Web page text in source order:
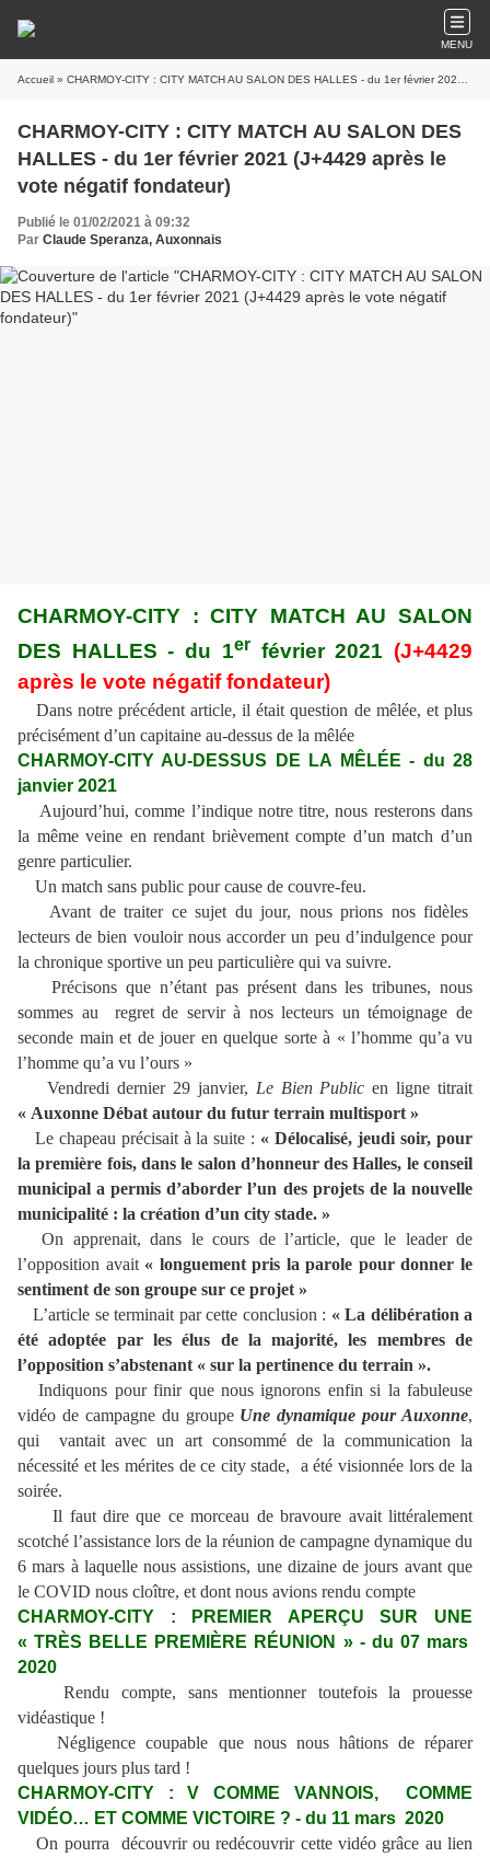
MENU
Accueil » CHARMOY-CITY : CITY MATCH AU SALON DES HALLES - du 1er février 2021 (J+4429 après le vote négatif fondateur)
CHARMOY-CITY : CITY MATCH AU SALON DES
HALLES - du 1er février 2021 (J+4429 après le
vote négatif fondateur)
Publié le 01/02/2021 à 09:32
Par Claude Speranza, Auxonnais
CHARMOY-CITY : CITY MATCH AU SALON
DES HALLES - du 1er février 2021 (J+4429
après le vote négatif fondateur)
Dans notre précédent article, il était question de mêlée, et plus
précisément d’un capitaine au-dessus de la mêlée
CHARMOY-CITY AU-DESSUS DE LA MÊLÉE - du 28
janvier 2021
Aujourd’hui, comme l’indique notre titre, nous resterons dans
la même veine en rendant brièvement compte d’un match d’un
genre particulier.
Un match sans public pour cause de couvre-feu.
Avant de traiter ce sujet du jour, nous prions nos fidèles
lecteurs de bien vouloir nous accorder un peu d’indulgence pour
la chronique sportive un peu particulière qui va suivre.
Précisons que n’étant pas présent dans les tribunes, nous
sommes au regret de servir à nos lecteurs un témoignage de
seconde main et de jouer en quelque sorte à « l’homme qu’a vu
l’homme qu’a vu l’ours »
Vendredi dernier 29 janvier, Le Bien Publicen ligne titrait
« Auxonne Débat autour du futur terrain multisport »
Le chapeau précisait à la suite : « Délocalisé, jeudi soir, pour
la première fois, dans le salon d’honneur des Halles, le conseil
municipal a permis d’aborder l’un des projets de la nouvelle
municipalité : la création d’un city stade. »
On apprenait, dans le cours de l’article, que le leader de
l’opposition avait « longuement pris la parole pour donner le
sentiment de son groupe sur ce projet »
L’article se terminait par cette conclusion : « La délibération a
été adoptée par les élus de la majorité, les membres de
l’opposition s’abstenant « sur la pertinence du terrain ».
Indiquons pour finir que nous ignorons enfin si la fabuleuse
vidéo de campagne du groupe Une dynamique pour Auxonne,
qui
vantait avec un art consommé de la communication la
nécessité et les mérites de ce city stade, a été visionnée lors de la
soirée.
Il faut dire que ce morceau de bravoure avait littéralement
scotché l’assistance lors de la réunion de campagne dynamique du
6 mars à laquelle nous assistions, une dizaine de jours avant que
le COVID nous cloître, et dont nous avions rendu compte
CHARMOY-CITY : PREMIER APERÇU SUR UNE
« TRÈS BELLE PREMIÈRE RÉUNION » - du 07 mars
2020
Rendu compte, sans mentionner toutefois la prouesse
vidéastique !
Négligence coupable que nous nous hâtions de réparer
quelques jours plus tard !
CHARMOY-CITY : V COMME VANNOIS, COMME
VIDÉO… ET COMME VICTOIRE ? - du 11 mars 2020
On pourra découvrir ou redécouvrir cette vidéo grâce au lien